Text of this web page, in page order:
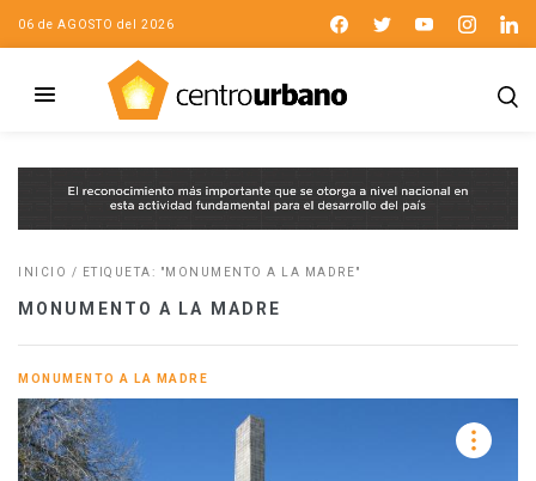
06 de AGOSTO del 2026
INICIO / ETIQUETA: "MONUMENTO A LA MADRE"
MONUMENTO A LA MADRE
MONUMENTO A LA MADRE